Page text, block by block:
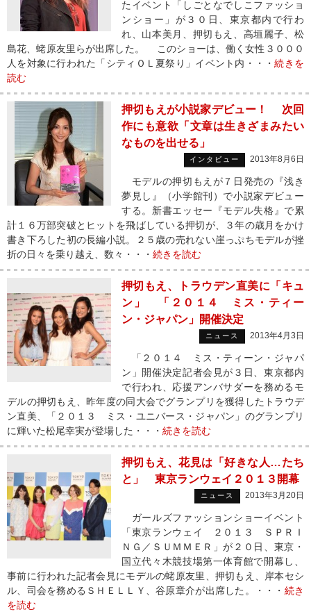
たイベント「しごとなでしこファッショ
ンショー」が３０日、東京都内で行わ
れ、山本美月、押切もえ、高垣麗子、松
島花、蛯原友里らが出席した。 このショーは、働く女性３０００
人を対象に行われた「シティＯＬ夏祭り」イベント内・・・続きを
読む
押切もえが小説家デビュー！ 次回
作にも意欲「文章は生きざまみたい
なものを出せる」
インタビュー 2013年8月6日
モデルの押切もえが７日発売の『浅き
夢見し』（小学館刊）で小説家デビュー
する。新書エッセー『モデル失格』で累
計１６万部突破とヒットを飛ばしている押切が、３年の歳月をかけ
書き下ろした初の長編小説。２５歳の売れない崖っぷちモデルが挫
折の日々を乗り越え、数々・・・ 続きを読む
押切もえ、トラウデン直美に「キュ
ン」 「２０１４ ミス・ティー
ン・ジャパン」開催決定
ニュース 2013年4月3日
「２０１４ ミス・ティーン・ジャパ
ン」開催決定記者会見が３日、東京都内
で行われ、応援アンバサダーを務めるモ
デルの押切もえ、昨年度の同大会でグランプリを獲得したトラウデ
ン直美、「２０１３ ミス・ユニバース・ジャパン」のグランプリ
に輝いた松尾幸実が登場した・・・ 続きを読む
押切もえ、花見は「好きな人…たち
と」 東京ランウェイ２０１３開幕
ニュース 2013年3月20日
ガールズファッションショーイベント
「東京ランウェイ ２０１３ ＳＰＲＩ
ＮＧ／ＳＵＭＭＥＲ」が２０日、東京・
国立代々木競技場第一体育館で開幕し、
事前に行われた記者会見にモデルの蛯原友里、押切もえ、岸本セシ
ル、司会を務めるＳＨＥＬＬＹ、谷原章介が出席した。・・・ 続き
を読む